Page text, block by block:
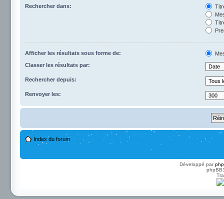
Rechercher dans:
Afficher les résultats sous forme de:
Classer les résultats par:
Rechercher depuis:
Renvoyer les:
Index du forum
Développé par